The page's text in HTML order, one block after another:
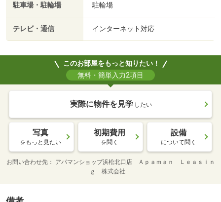
駐車場・駐輪場 駐輪場
テレビ・通信 インターネット対応
このお部屋をもっと知りたい！
無料・簡単入力2項目
実際に物件を見学 したい
写真
をもっと見たい
初期費用
を聞く
設備
について聞く
お問い合わせ先
アパマンショップ浜松北口店 Ａｐａｍａｎ Ｌｅａｓｉｎ
ｇ 株式会社